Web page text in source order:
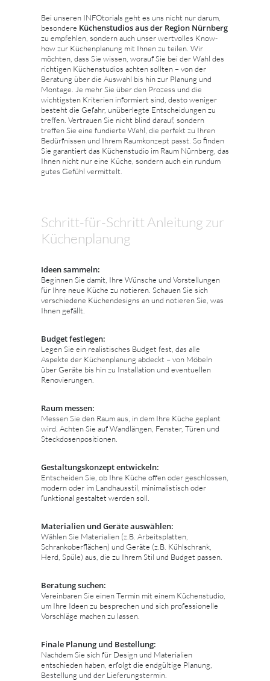
Bei unseren INFOtorials geht es uns nicht nur darum,
besondere Küchenstudios aus der Region Nürnberg
zu empfehlen, sondern auch unser wertvolles Know-
how zur Küchenplanung mit Ihnen zu teilen. Wir
möchten, dass Sie wissen, worauf Sie bei der Wahl des
richtigen Küchenstudios achten sollten – von der
Beratung über die Auswahl bis hin zur Planung und
Montage. Je mehr Sie über den Prozess und die
wichtigsten Kriterien informiert sind, desto weniger
besteht die Gefahr, unüberlegte Entscheidungen zu
treffen. Vertrauen Sie nicht blind darauf, sondern
treffen Sie eine fundierte Wahl, die perfekt zu Ihren
Bedürfnissen und Ihrem Raumkonzept passt. So finden
Sie garantiert das Küchenstudio im Raum Nürnberg, das
Ihnen nicht nur eine Küche, sondern auch ein rundum
gutes Gefühl vermittelt.
Schritt-für-Schritt Anleitung zur
Küchenplanung
Ideen sammeln:
Beginnen Sie damit, Ihre Wünsche und Vorstellungen
für Ihre neue Küche zu notieren. Schauen Sie sich
verschiedene Küchendesigns an und notieren Sie, was
Ihnen gefällt.
Budget festlegen:
Legen Sie ein realistisches Budget fest, das alle
Aspekte der Küchenplanung abdeckt – von Möbeln
über Geräte bis hin zu Installation und eventuellen
Renovierungen.
Raum messen:
Messen Sie den Raum aus, in dem Ihre Küche geplant
wird. Achten Sie auf Wandlängen, Fenster, Türen und
Steckdosenpositionen.
Gestaltungskonzept entwickeln:
Entscheiden Sie, ob Ihre Küche offen oder geschlossen,
modern oder im Landhausstil, minimalistisch oder
funktional gestaltet werden soll.
Materialien und Geräte auswählen:
Wählen Sie Materialien (z.B. Arbeitsplatten,
Schrankoberflächen) und Geräte (z.B. Kühlschrank,
Herd, Spüle) aus, die zu Ihrem Stil und Budget passen.
Beratung suchen:
Vereinbaren Sie einen Termin mit einem Küchenstudio,
um Ihre Ideen zu besprechen und sich professionelle
Vorschläge machen zu lassen.
Finale Planung und Bestellung:
Nachdem Sie sich für Design und Materialien
entschieden haben, erfolgt die endgültige Planung,
Bestellung und der Lieferungstermin.